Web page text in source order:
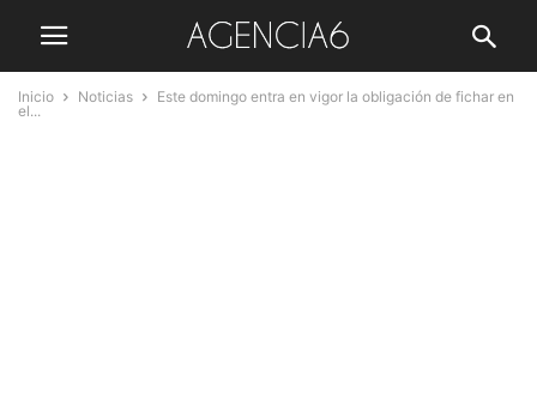
Inicio Noticias
Este domingo entra en vigor la obligación de fichar en
el...